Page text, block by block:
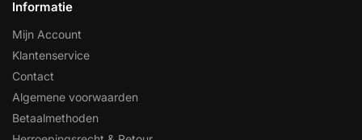
Informatie
Mijn Account
Klantenservice
Contact
Algemene voorwaarden
Betaalmethoden